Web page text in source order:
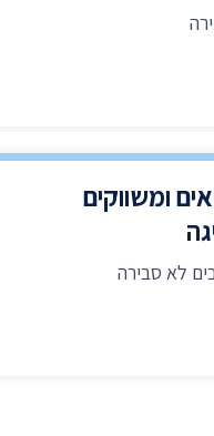
ומשווקים
לא סבירה